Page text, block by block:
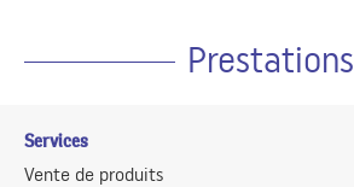
Prestations
Services
Vente de produits